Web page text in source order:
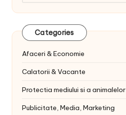
Categories
Afaceri & Economie
Calatorii & Vacante
Protectia mediului si a animalelor
Publicitate, Media, Marketing